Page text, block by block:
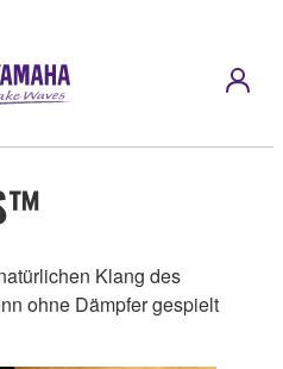
Klang des
ohne Dämpfer gespielt